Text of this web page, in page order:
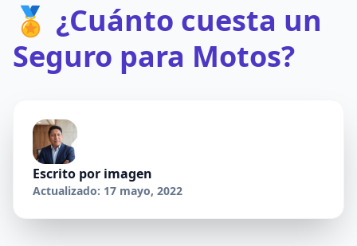
🏅 ¿Cuánto cuesta un
Seguro para Motos?
Escrito por imagen
Actualizado: 17 mayo, 2022